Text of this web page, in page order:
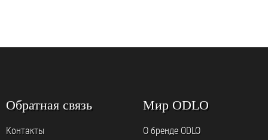
Обратная связь
Контакты
Мир ODLO
О бренде ODLO